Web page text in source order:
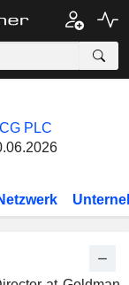
ICG PLC